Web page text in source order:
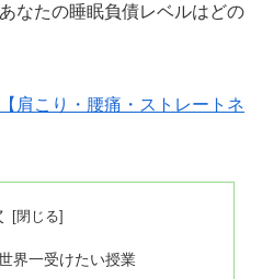
なたの睡眠負債レベルはどの
肩こり・腰痛・ストレートネ
界一受けたい授業